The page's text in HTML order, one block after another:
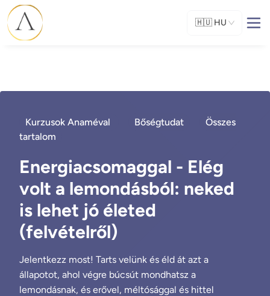
🇭🇺 HU
Kurzusok Anaméval Bőségtudat
Összes
tartalom
Energiacsomaggal - Elég
volt a lemondásból: neked
is lehet jó életed
(felvételről)
Jelentkezz most! Tarts velünk és éld át azt a
állapotot, ahol végre búcsút mondhatsz a
lemondásnak, és erővel, méltósággal és hittel